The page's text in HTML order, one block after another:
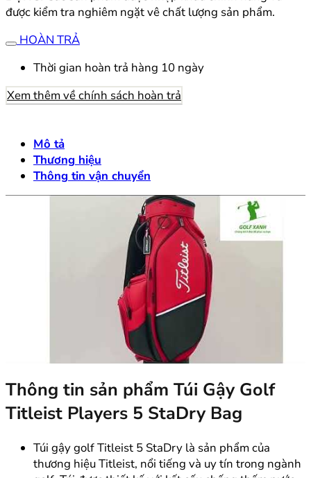
được kiểm tra nghiêm ngặt vê chất lượng sản phẩm.
HOÀN TRẢ
Thời gian hoàn trả hàng 10 ngày
Xem thêm về chính sách hoàn trả
Mô tả
Thương hiệu
Thông tin vận chuyển
Thông tin sản phẩm Túi Gậy Golf
Titleist Players 5 StaDry Bag
Túi gậy golf Titleist 5 StaDry là sản phẩm của
thương hiệu Titleist, nổi tiếng và uy tín trong ngành